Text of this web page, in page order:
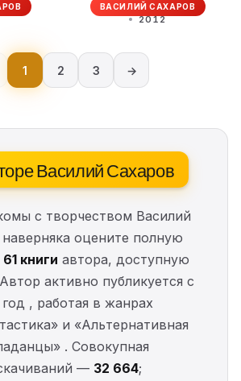
ВАСИЛИЙ САХАРОВ
2012
1 2 3 →
Василий Сахаров
с творчеством Василий
оцените полную
61 книги автора, доступную
активно публикуется с
год , работая в жанрах
и «Альтернативная
. Совокупная
— 32 664;